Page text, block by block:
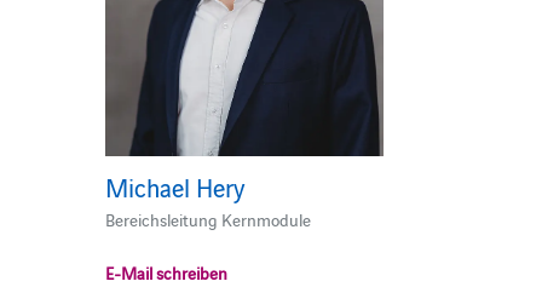
Michael Hery
Bereichsleitung Kernmodule
E-Mail schreiben